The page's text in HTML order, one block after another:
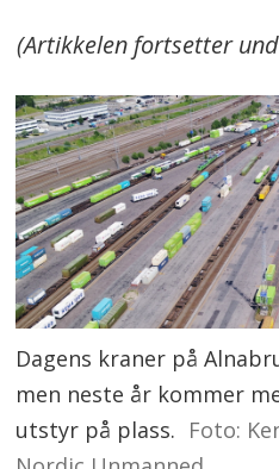
(Artikkelen fortsetter
Dagens kraner på
men neste år kommer
utstyr på plass. Foto: